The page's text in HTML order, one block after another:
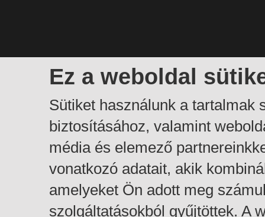
Ez a weboldal
Sütiket használunk a tartalmak
biztosításához, valamint
média és elemező
vonatkozó adatait, akik
amelyeket Ön adott meg
szolgáltatásokból gyűjtöttek. A